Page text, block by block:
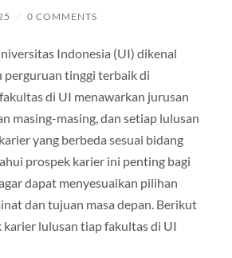
/ 0 COMMENTS
Indonesia (UI) dikenal
perguruan tinggi terbaik di
di UI menawarkan jurusan
masing-masing, dan setiap lulusan
yang berbeda sesuai bidang
prospek karier ini penting bagi
dapat menyesuaikan pilihan
dan tujuan masa depan. Berikut
karier lulusan tiap fakultas di UI